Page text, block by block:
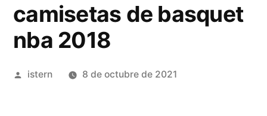
camisetas de basquet
nba 2018
Publicado
istern 8 de octubre de 2021